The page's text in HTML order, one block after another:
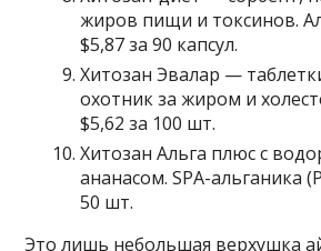
жиров пищи и токсинов.
$5,87 за 90 капсул.
Хитозан Эвалар —
охотник за жиром и
$5,62 за 100 шт.
Хитозан Альга плюс с
ананасом. SPA-альганика
50 шт.
Это лишь небольшая верхушка